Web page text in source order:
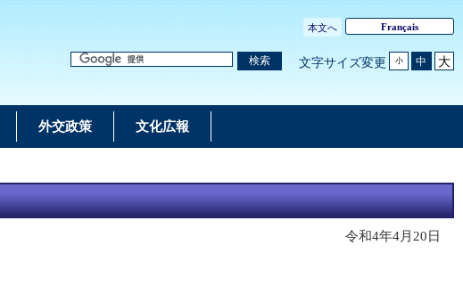
本文へ Français
検索 文字サイズ変更 小 中 大
外交政策 文化広報
令和4年4月20日